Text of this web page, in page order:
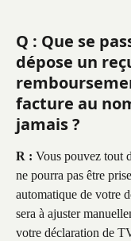
Q : Que se
dépose un
facture au
jamais ?
R : Vous pouvez tout
ne pourra pas être
automatique de votre
sera à ajuster
votre déclaration de